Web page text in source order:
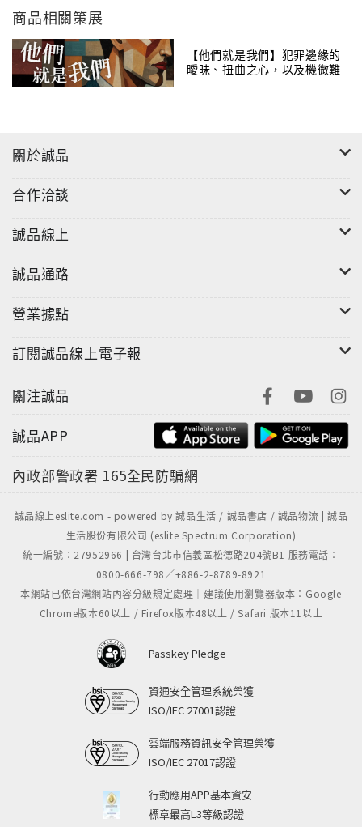
這些恐怖、奇幻、殘酷、靈異的事件，可能會發生於你
我日常的怪奇經驗，將顛覆你以往所知的都市傳說。
商品相關策展
【他們就是我們】犯罪邊緣的
曖昧、扭曲之心，以及機微難
關於誠品
合作洽談
誠品線上
誠品通路
營業據點
訂閱誠品線上電子報
關注誠品
誠品APP
內政部警政署 165全民防騙網
誠品線上eslite.com - powered by 誠品生活 / 誠品書店 / 誠品物流 | 誠品
生活股份有限公司 (eslite Spectrum Corporation)
統一編號：27952966 | 台灣台北市信義區松德路204號B1 服務電話：
0800-666-798／+886-2-8789-8921
本網站已依台灣網站內容分級規定處理｜建議使用瀏覽器版本：Google
Chrome版本60以上 / Firefox版本48以上 / Safari 版本11以上
Passkey Pledge
資通安全管理系統榮獲
ISO/IEC 27001認證
雲端服務資訊安全管理榮獲
ISO/IEC 27017認證
行動應用APP基本資安
標章最高L3等級認證